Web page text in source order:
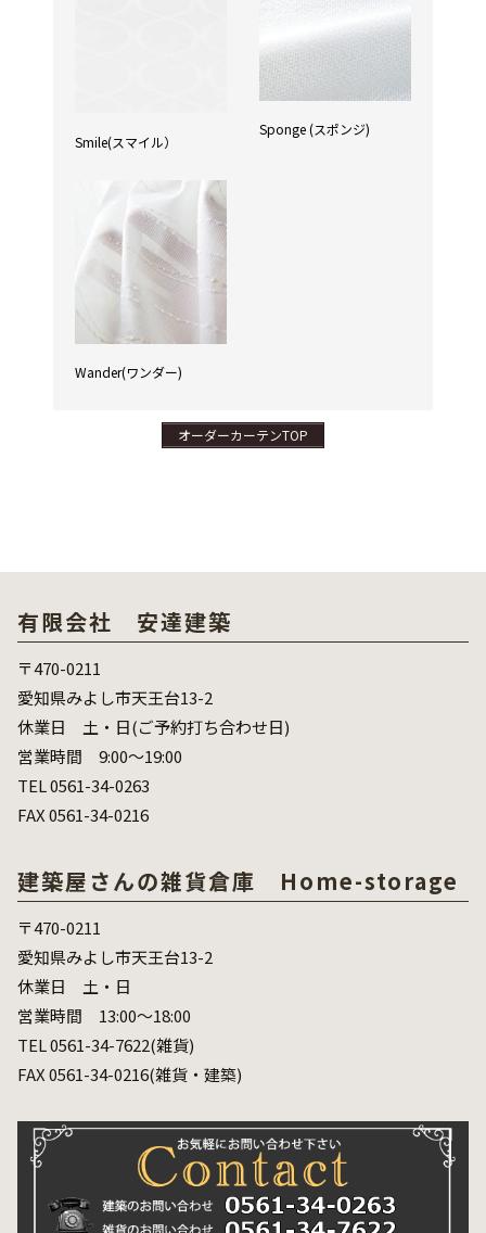
Smile(スマイル）
Sponge (スポンジ)
Wander(ワンダー)
オーダーカーテンTOP
有限会社 安達建築
〒470-0211
愛知県みよし市天王台13-2
休業日 土・日(ご予約打ち合わせ日)
営業時間 9:00～19:00
TEL 0561-34-0263
FAX 0561-34-0216
建築屋さんの雑貨倉庫 Home-storage
〒470-0211
愛知県みよし市天王台13-2
休業日 土・日
営業時間 13:00～18:00
TEL 0561-34-7622(雑貨)
FAX 0561-34-0216(雑貨・建築)